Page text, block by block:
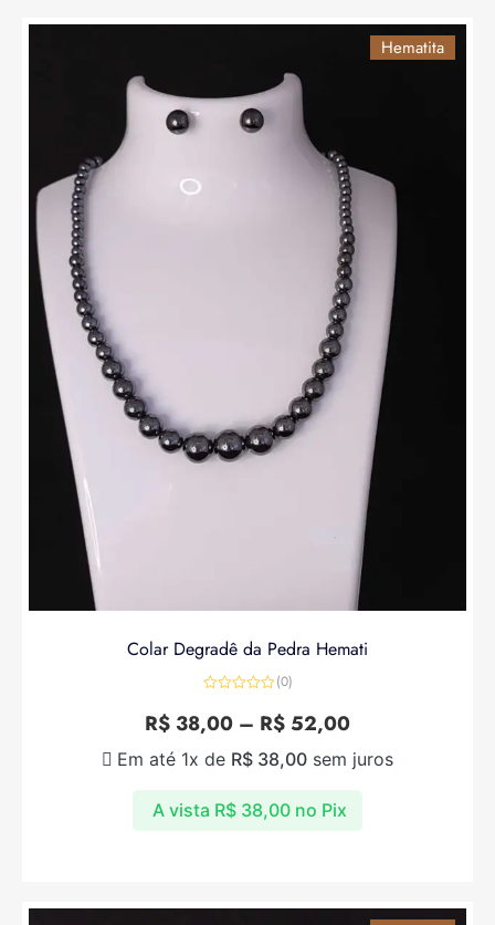
Hematita
Colar Degradê da Pedra Hemati
0
de
(0)
R$ 38,00 – R$ 52,00
A vista R$ 38,00 no Pix
Em até 1x de R$ 38,00 sem juros